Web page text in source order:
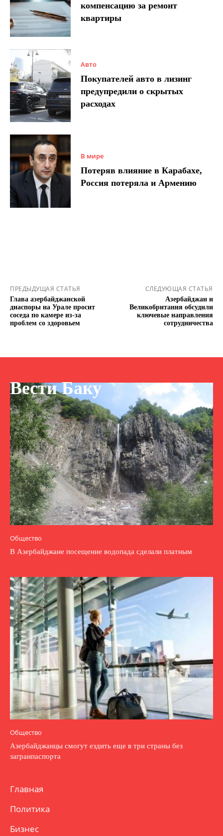
компенсацию за ремонт
квартиры
Авто
Покупателей авто в лизинг
предупредили о скрытых
расходах
В мире
Потеряв влияние в Карабахе,
Россия потеряла и Армению
ПРЕДЫДУЩАЯ СТАТЬЯ
Глава азербайджанской
диаспоры на Урале просит
соседа по камере из-за
проблем со здоровьем
СЛЕДУЮЩАЯ СТАТЬЯ
Азербайджан и
Великобритания обсудили
ключевые направления
сотрудничества
Вести Баку
Общество
В Азербайджане посещение водопада сделали платным
Общество
Азербайджанцы смогут ездить еще в три страны без
загранпаспорта
Главная
Политика
Бизнес